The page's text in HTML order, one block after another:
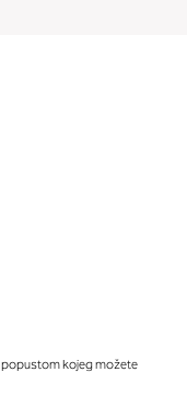
popustom kojeg možete